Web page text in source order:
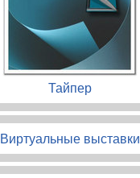
Тайпер
Виртуальные выставки